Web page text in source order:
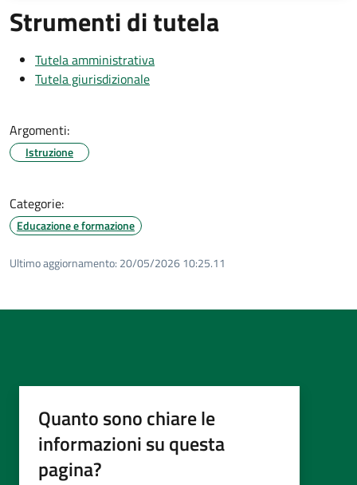
Strumenti di tutela
Tutela amministrativa
Tutela giurisdizionale
Argomenti:
Istruzione
Categorie:
Educazione e formazione
Ultimo aggiornamento: 20/05/2026 10:25.11
Quanto sono chiare le
informazioni su questa
pagina?